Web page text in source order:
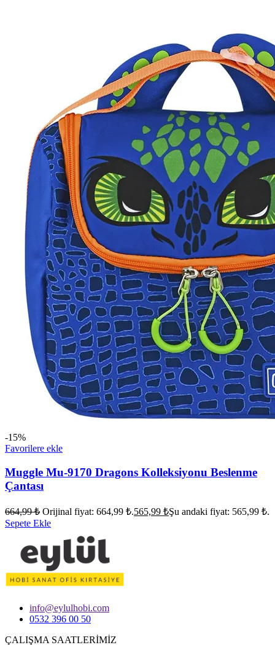
-15%
Favorilere ekle
Muggle Mu-9170 Dragons Kolleksiyonu Beslenme
Çantası
664,99₺ Orijinal fiyat: 664,99 ₺.565,99 ₺Şu andaki fiyat: 565,99 ₺.
Sepete Ekle
info@eylulhobi.com
0532 396 00 50
ÇALIŞMA SAATLERİMİZ